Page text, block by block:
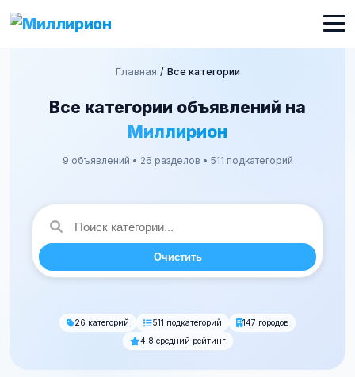
Главная / Все категории
Все категории объявлений на
Миллирион
9 объявлений • 26 разделов • 511 подкатегорий
Очистить
26 категорий 511 подкатегорий
147 городов
4.8 средний рейтинг